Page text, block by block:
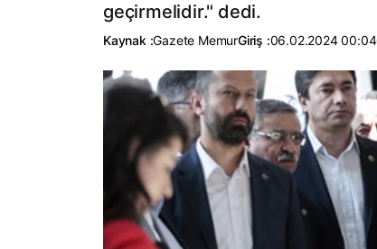
geçirmelidir." dedi.
Kaynak :Gazete MemurGiriş :06.02.2024 00:04